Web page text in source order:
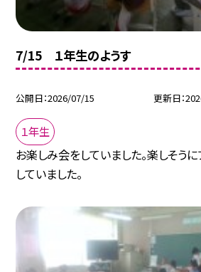
7/15 １年生のようす
公開日 2026/07/15 更新日
１年生
お楽しみ会をしていました。楽しそう
していました。